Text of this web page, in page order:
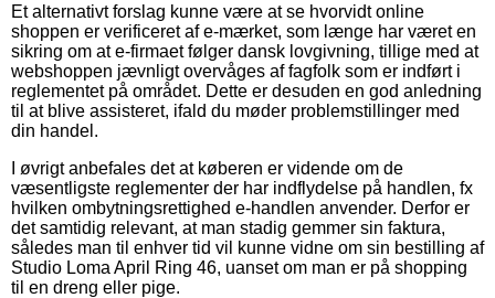
Et alternativt forslag kunne være at se hvorvidt online
shoppen er verificeret af e-mærket, som længe har været en
sikring om at e-firmaet følger dansk lovgivning, tillige med at
webshoppen jævnligt overvåges af fagfolk som er indført i
reglementet på området. Dette er desuden en god anledning
til at blive assisteret, ifald du møder problemstillinger med
din handel.
I øvrigt anbefales det at køberen er vidende om de
væsentligste reglementer der har indflydelse på handlen, fx
hvilken ombytningsrettighed e-handlen anvender. Derfor er
det samtidig relevant, at man stadig gemmer sin faktura,
således man til enhver tid vil kunne vidne om sin bestilling af
Studio Loma April Ring 46, uanset om man er på shopping
til en dreng eller pige.